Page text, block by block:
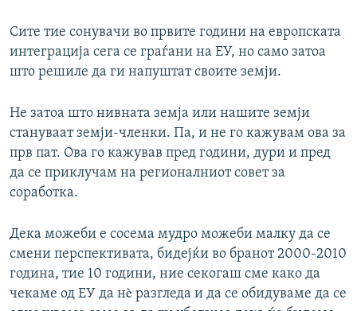
Сите тие сонувачи во првите години на европската
интеграција сега се граѓани на ЕУ, но само затоа
што решиле да ги напуштат своите земји.
Не затоа што нивната земја или нашите земји
стануваат земји-членки. Па, и не го кажувам ова за
прв пат. Ова го кажував пред години, дури и пред
да се приклучам на регионалниот совет за
соработка.
Дека можеби е сосема мудро можеби малку да се
смени перспективата, бидејќи во бранот 2000-2010
година, тие 10 години, ние секогаш сме како да
чекаме од ЕУ да нè разгледа и да се обидуваме да се